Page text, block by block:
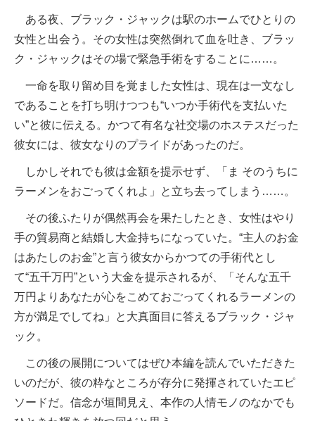
ある夜、ブラック・ジャックは駅のホームでひとりの
女性と出会う。その女性は突然倒れて血を吐き、ブラッ
ク・ジャックはその場で緊急手術をすることに……。
一命を取り留め目を覚ました女性は、現在は一文なし
であることを打ち明けつつも“いつか手術代を支払いた
い”と彼に伝える。かつて有名な社交場のホステスだった
彼女には、彼女なりのプライドがあったのだ。
しかしそれでも彼は金額を提示せず、「ま そのうちに
ラーメンをおごってくれよ」と立ち去ってしまう……。
その後ふたりが偶然再会を果たしたとき、女性はやり
手の貿易商と結婚し大金持ちになっていた。“主人のお金
はあたしのお金”と言う彼女からかつての手術代とし
て“五千万円”という大金を提示されるが、「そんな五千
万円よりあなたが心をこめておごってくれるラーメンの
方が満足でしてね」と大真面目に答えるブラック・ジャ
ック。
この後の展開についてはぜひ本編を読んでいただきた
いのだが、彼の粋なところが存分に発揮されていたエピ
ソードだ。信念が垣間見え、本作の人情モノのなかでも